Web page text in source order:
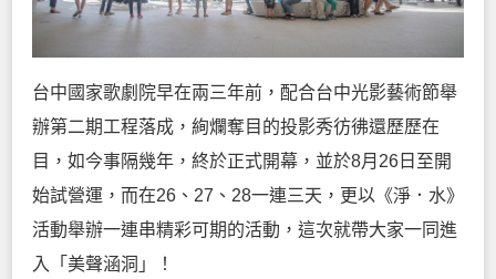
台中國家歌劇院早在兩三年前，配合台中光影藝術節舉
辦第二期工程落成，絢爛奪目的投影秀彷彿還歷歷在
目，如今事隔幾年，終於正式開幕，並於8月26日至開
始試營運，而在26、27、28一連三天，更以《淨．水》
活動舉辦一連串精彩可期的活動，這次就帶大家一同進
入「美聲涵洞」！